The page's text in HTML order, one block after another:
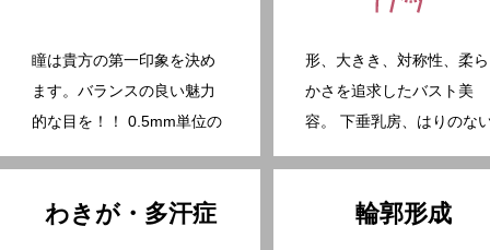
瞳は貴方の第一印象を決め
ます。バランスの良い魅力
的な目を！！ 0.5mm単位の
仕上げが専門医の証です。
形、大きき、対称性、柔ら
かさを追求したバスト美
容。 下垂乳房、はりのな
乳房も最新の治療で切らず
わきが・多汗症 輪郭形成